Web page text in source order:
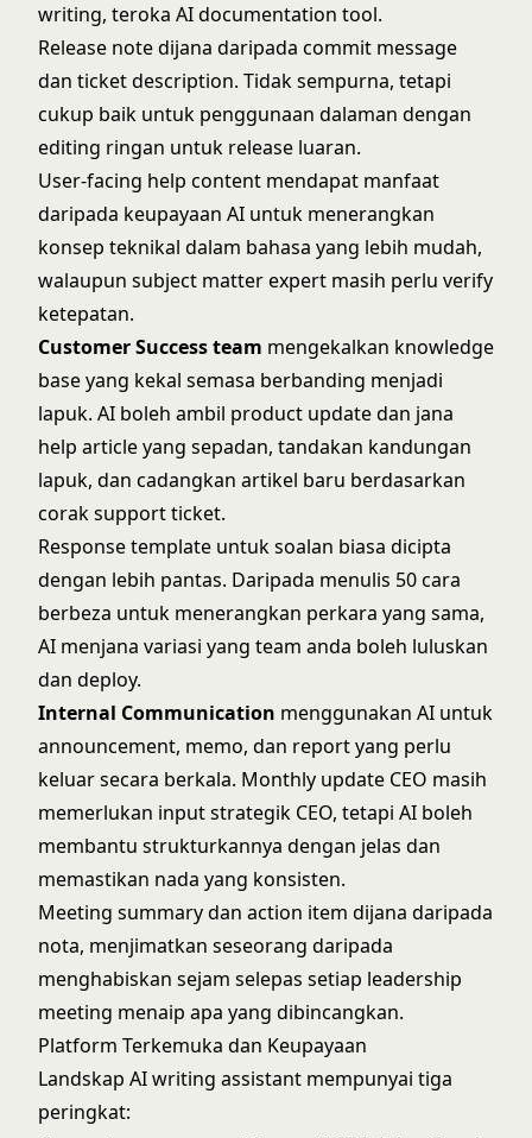
writing, teroka AI documentation tool.
Release note dijana daripada commit message
dan ticket description. Tidak sempurna, tetapi
cukup baik untuk penggunaan dalaman dengan
editing ringan untuk release luaran.
User-facing help content mendapat manfaat
daripada keupayaan AI untuk menerangkan
konsep teknikal dalam bahasa yang lebih mudah,
walaupun subject matter expert masih perlu verify
ketepatan.
Customer Success team mengekalkan knowledge
base yang kekal semasa berbanding menjadi
lapuk. AI boleh ambil product update dan jana
help article yang sepadan, tandakan kandungan
lapuk, dan cadangkan artikel baru berdasarkan
corak support ticket.
Response template untuk soalan biasa dicipta
dengan lebih pantas. Daripada menulis 50 cara
berbeza untuk menerangkan perkara yang sama,
AI menjana variasi yang team anda boleh luluskan
dan deploy.
Internal Communication menggunakan AI untuk
announcement, memo, dan report yang perlu
keluar secara berkala. Monthly update CEO masih
memerlukan input strategik CEO, tetapi AI boleh
membantu strukturkannya dengan jelas dan
memastikan nada yang konsisten.
Meeting summary dan action item dijana daripada
nota, menjimatkan seseorang daripada
menghabiskan sejam selepas setiap leadership
meeting menaip apa yang dibincangkan.
Platform Terkemuka dan Keupayaan
Landskap AI writing assistant mempunyai tiga
peringkat: